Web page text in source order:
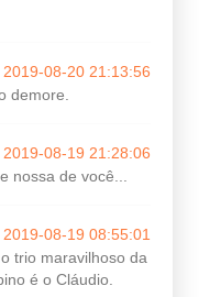
2019-08-20 21:13:56
demore.
2019-08-19 21:28:06
nossa de você...
2019-08-19 08:55:01
trio maravilhoso da
é o Cláudio.